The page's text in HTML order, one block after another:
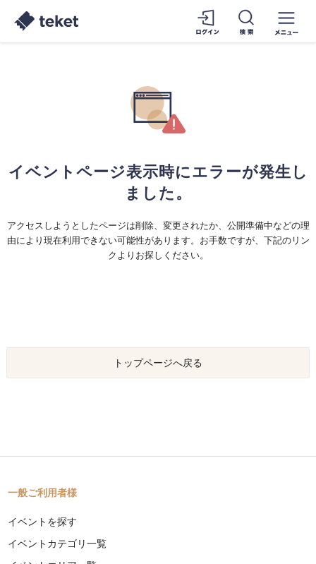
イベントページ表示時にエラーが発生し
ました。
アクセスしようとしたページは削除、変更されたか、公開準備中などの理
由により現在利用できない可能性があります。お手数ですが、下記のリン
クよりお探しください。
トップページへ戻る
一般ご利用者様
イベントを探す
イベントカテゴリ一覧